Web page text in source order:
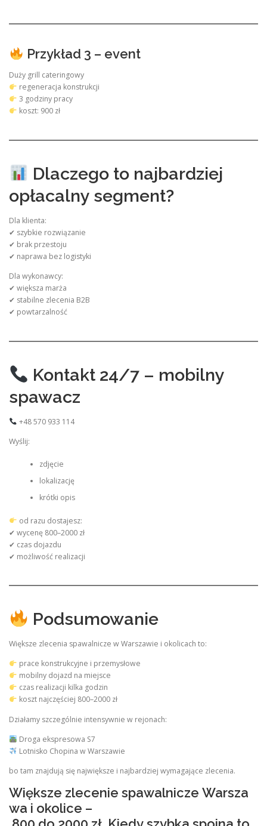
Przykład 3 – event
Duży grill cateringowy
regeneracja konstrukcji
3 godziny pracy
koszt: 900 zł
Dlaczego to najbardziej
opłacalny segment?
Dla klienta:
✔ szybkie rozwiązanie
✔ brak przestoju
✔ naprawa bez logistyki
Dla wykonawcy:
✔ większa marża
✔ stabilne zlecenia B2B
✔ powtarzalność
Kontakt 24/7 – mobilny
spawacz
+48 570 933 114
Wyślij:
zdjęcie
lokalizację
krótki opis
od razu dostajesz:
✔ wycenę 800–2000 zł
✔ czas dojazdu
✔ możliwość realizacji
Podsumowanie
Większe zlecenia spawalnicze w Warszawie i okolicach to:
prace konstrukcyjne i przemysłowe
mobilny dojazd na miejsce
czas realizacji kilka godzin
koszt najczęściej 800–2000 zł
Działamy szczególnie intensywnie w rejonach:
Droga ekspresowa S7
Lotnisko Chopina w Warszawie
bo tam znajdują się największe i najbardziej wymagające zlecenia.
Większe zlecenie spawalnicze Warsza
wa i okolice –